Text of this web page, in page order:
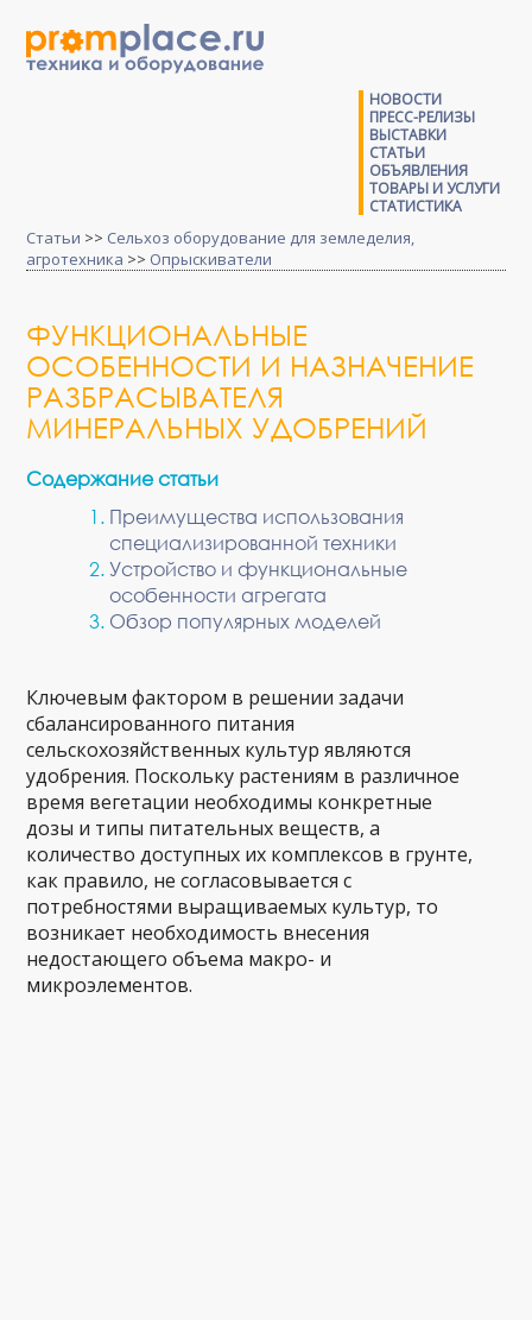
НОВОСТИ
ПРЕСС-РЕЛИЗЫ
ВЫСТАВКИ
СТАТЬИ
ОБЪЯВЛЕНИЯ
ТОВАРЫ И УСЛУГИ
СТАТИСТИКА
Статьи >> Сельхоз оборудование для земледелия,
агротехника >> Опрыскиватели
ФУНКЦИОНАЛЬНЫЕ
ОСОБЕННОСТИ И НАЗНАЧЕНИЕ
РАЗБРАСЫВАТЕЛЯ
МИНЕРАЛЬНЫХ УДОБРЕНИЙ
Содержание статьи
Преимущества использования
специализированной техники
Устройство и функциональные
особенности агрегата
Обзор популярных моделей
Ключевым фактором в решении задачи
сбалансированного питания
сельскохозяйственных культур являются
удобрения. Поскольку растениям в различное
время вегетации необходимы конкретные
дозы и типы питательных веществ, а
количество доступных их комплексов в грунте,
как правило, не согласовывается с
потребностями выращиваемых культур, то
возникает необходимость внесения
недостающего объема макро- и
микроэлементов.